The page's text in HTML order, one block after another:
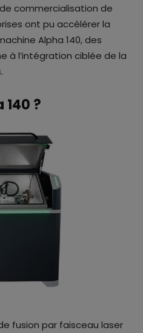
commercialisation de
ont pu accélérer la
Alpha 140, des
à l’intégration ciblée de la
?
fusion par faisceau laser